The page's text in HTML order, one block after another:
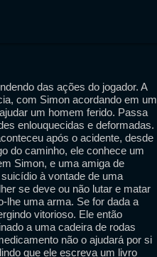
das ações do jogador. A
com Simon acordando em um
um homem ferido. Passa
enlouquecidas e deformadas.
após o acidente, desde
do caminho, ele conhece um
Simon, e uma amiga de
à vontade de uma
se deve ou não lutar e matar
lhe uma arma. Se for dada a
vitorioso. Ele então
a uma cadeira de rodas
não o ajudará por si
que ele escreva um livro